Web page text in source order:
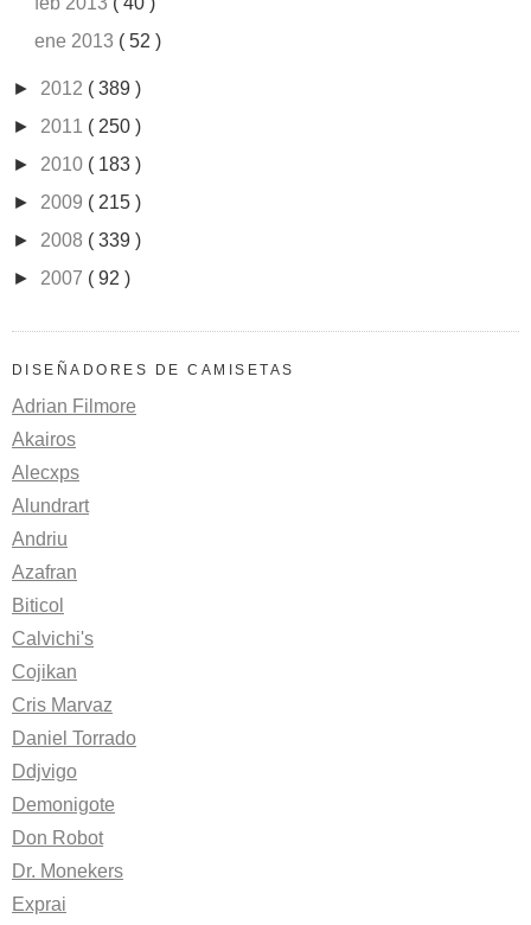
ene 2013 ( 52 )
► 2012 ( 389 )
► 2011 ( 250 )
► 2010 ( 183 )
► 2009 ( 215 )
► 2008 ( 339 )
► 2007 ( 92 )
DISEÑADORES DE CAMISETAS
Adrian Filmore
Akairos
Alecxps
Alundrart
Andriu
Azafran
Biticol
Calvichi's
Cojikan
Cris Marvaz
Daniel Torrado
Ddjvigo
Demonigote
Don Robot
Dr. Monekers
Exprai